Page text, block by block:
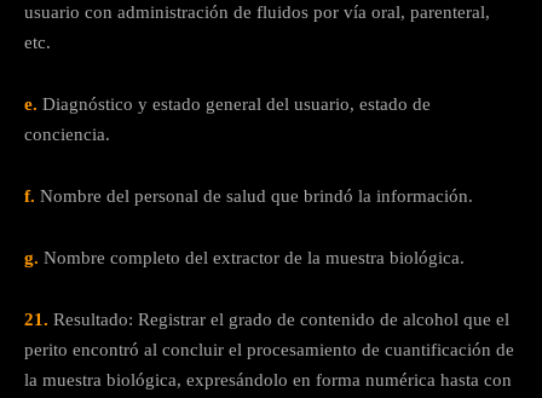
usuario con administración de fluidos por vía oral, parenteral,
etc.
e. Diagnóstico y estado general del usuario, estado de
conciencia.
f. Nombre del personal de salud que brindó la información.
g. Nombre completo del extractor de la muestra biológica.
21. Resultado: Registrar el grado de contenido de alcohol que el
perito encontró al concluir el procesamiento de cuantificación de
la muestra biológica, expresándolo en forma numérica hasta con